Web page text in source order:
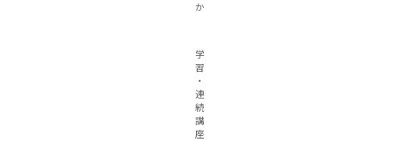
か
学
習
・
連
続
講
座